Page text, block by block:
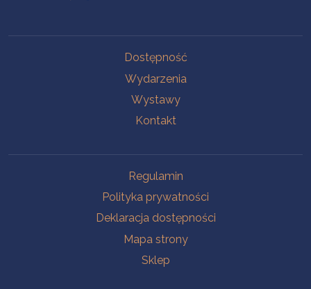
Dostępność
Wydarzenia
Wystawy
Kontakt
Regulamin
Polityka prywatności
Deklaracja dostępności
Mapa strony
Sklep